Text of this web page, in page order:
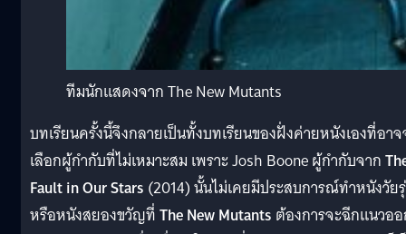
ทีมนักแสดงจาก The New Mutants
บทเรียนครั้งนี้จึงกลายเป็นทั้งบทเรียนของฝั่งค่ายหนังเองที่อา
เลือกผู้กำกับที่ไม่เหมาะสม เพราะ Josh Boone ผู้กำกับจาก
Fault in Our Stars (2014) นั้นไม่เคยมีประสบการณ์ทำหนังวัย
หรือหนังสยองขวัญที่The New Mutants ต้องการจะฉีกแนวอ